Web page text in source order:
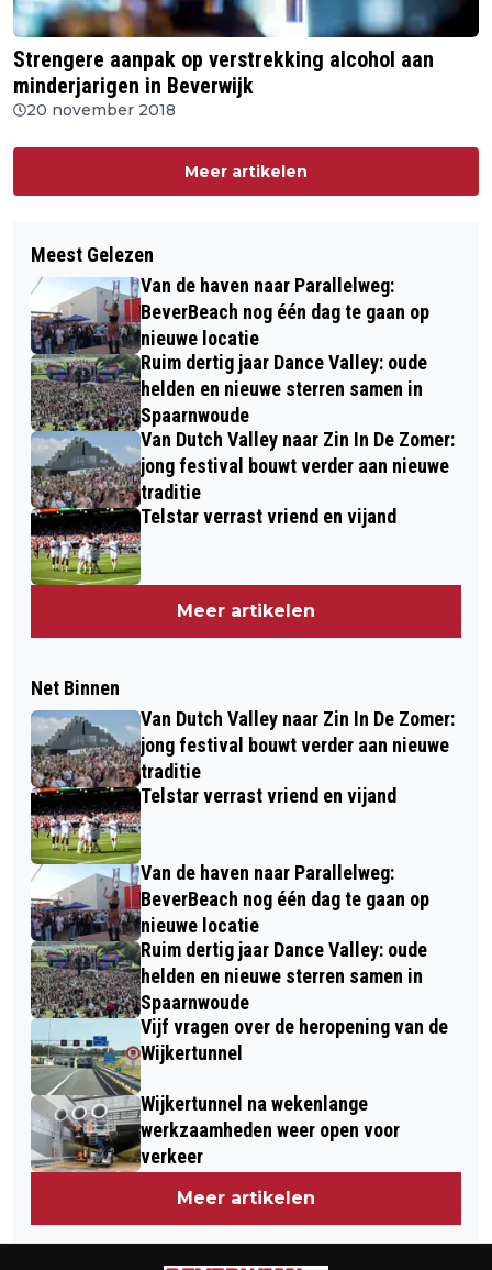
Strengere aanpak op verstrekking alcohol aan
minderjarigen in Beverwijk
20 november 2018
Meer artikelen
Meest Gelezen
Van de haven naar Parallelweg:
BeverBeach nog één dag te gaan op
nieuwe locatie
Ruim dertig jaar Dance Valley: oude
helden en nieuwe sterren samen in
Spaarnwoude
Van Dutch Valley naar Zin In De Zomer:
jong festival bouwt verder aan nieuwe
traditie
Telstar verrast vriend en vijand
Meer artikelen
Net Binnen
Van Dutch Valley naar Zin In De Zomer:
jong festival bouwt verder aan nieuwe
traditie
Telstar verrast vriend en vijand
Van de haven naar Parallelweg:
BeverBeach nog één dag te gaan op
nieuwe locatie
Ruim dertig jaar Dance Valley: oude
helden en nieuwe sterren samen in
Spaarnwoude
Vijf vragen over de heropening van de
Wijkertunnel
Wijkertunnel na wekenlange
werkzaamheden weer open voor
verkeer
Meer artikelen